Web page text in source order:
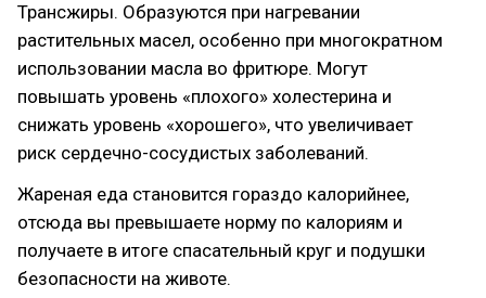
Трансжиры. Образуются при нагревании
растительных масел, особенно при многократном
использовании масла во фритюре. Могут
повышать уровень «плохого» холестерина и
снижать уровень «хорошего», что увеличивает
риск сердечно-сосудистых заболеваний.
Жареная еда становится гораздо калорийнее,
отсюда вы превышаете норму по калориям и
получаете в итоге спасательный круг и подушки
безопасности на животе.